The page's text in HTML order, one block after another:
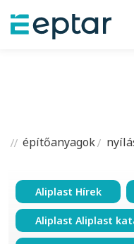
építőanyagok
Aliplast Hírek
Aliplast Aliplast